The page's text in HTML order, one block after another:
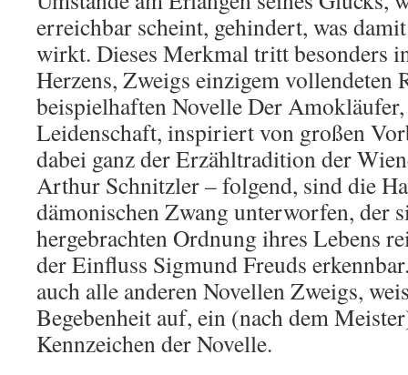
erreichbar scheint, gehindert, was
wirkt. Dieses Merkmal tritt besonders
Herzens, Zweigs einzigem vollendeten
beispielhaften Novelle Der
Leidenschaft, inspiriert von großen
dabei ganz der Erzähltradition der
Arthur Schnitzler – folgend, sind die
dämonischen Zwang unterworfen, der
hergebrachten Ordnung ihres Lebens
der Einfluss Sigmund Freuds
auch alle anderen Novellen Zweigs,
Begebenheit auf, ein (nach dem
Kennzeichen der Novelle.